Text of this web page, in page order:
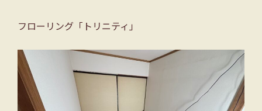
フローリング「トリニティ」